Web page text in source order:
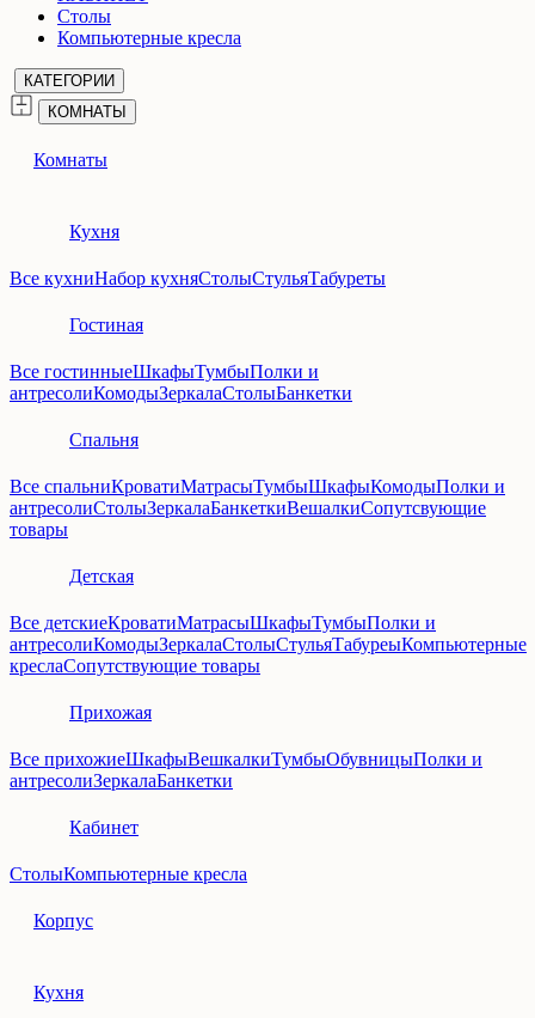
Столы
Компьютерные кресла
КАТЕГОРИИ
КОМНАТЫ
Комнаты
Кухня
Все кухниНабор кухняСтолыСтульяТабуреты
Гостиная
Все гостинныеШкафыТумбыПолки и
антресолиКомодыЗеркалаСтолыБанкетки
Спальня
Все спальниКроватиМатрасыТумбыШкафыКомодыПолки и
антресолиСтолыЗеркалаБанкеткиВешалкиСопутсвующие
товары
Детская
Все детскиеКроватиМатрасыШкафыТумбыПолки и
антресолиКомодыЗеркалаСтолыСтульяТабуреыКомпьютерные
креслаСопутствующие товары
Прихожая
Все прихожиеШкафыВешкалкиТумбыОбувницыПолки и
антресолиЗеркалаБанкетки
Кабинет
СтолыКомпьютерные кресла
Корпус
Кухня